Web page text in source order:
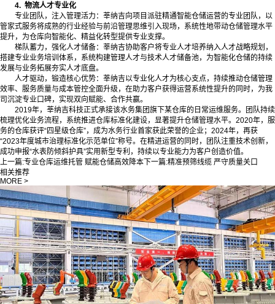
4. 物流人才专业化
专业团队，注入管理活力：莘纳吉向项目派驻精通智能仓储运营的专业团队，以
管家式服务将成熟的行业经验与前沿管理思维引入现场，系统性地带动仓储管理水平
提升，为仓库向智能化、精益化转型提供专业支撑。
梯队蓄力，强化人才储备：莘纳吉协助客户将专业人才培养纳入人才战略规划，
搭建专业业务培训体系，系统构建管理人才与技术人才储备池，为智能化仓储的持续
发展与业务拓展夯实人才底盘。
人才驱动，锻造核心优势：莘纳吉以专业化人才为核心支点，持续推动仓储管理
效率、服务质量与成本管控全面升级，在助力客户获得运营系统性提升的同时，为我
司沉淀专业口碑，实现双向赋能、合作共赢。
2019年，莘纳吉科技正式承接该水务集团旗下某仓库的日常运维服务。团队持续
梳理优化业务流程，系统推进仓库标准化建设，显著提升仓储管理水平。2020年，服
务的仓库获评“四星级仓库”，成为水务行业首家获此荣誉的企业；2024年，再获
“2023年度城市治理标准化示范单位”称号。在精进运营的同时，团队注重技术创新，
成功申报“水表防倾斜护具”实用新型专利，持续以专业能力为客户创造价值。
上一篇:专业仓库运维托管 赋能仓储高效降本下一篇:精准预筛线缆 严守质量关口
相关推荐
MORE >